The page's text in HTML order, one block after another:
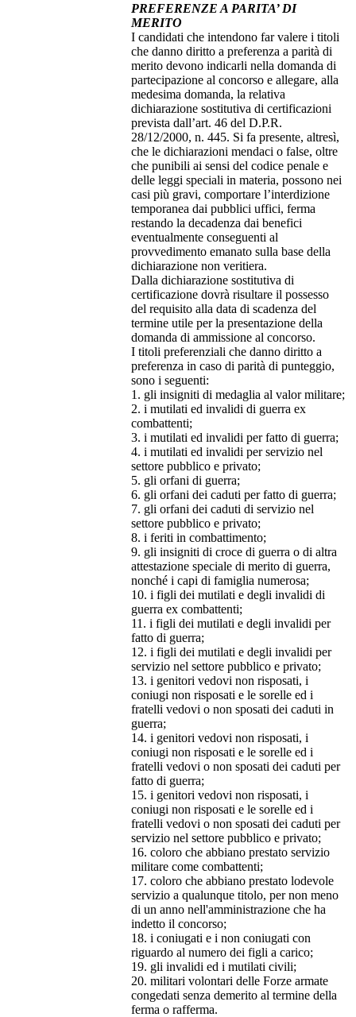
PREFERENZE A PARITA’ DI
MERITO
I candidati che intendono far valere i titoli
che danno diritto a preferenza a parità di
merito devono indicarli nella domanda di
partecipazione al concorso e allegare, alla
medesima domanda, la relativa
dichiarazione sostitutiva di certificazioni
prevista dall’art. 46 del D.P.R.
28/12/2000, n. 445. Si fa presente, altresì,
che le dichiarazioni mendaci o false, oltre
che punibili ai sensi del codice penale e
delle leggi speciali in materia, possono nei
casi più gravi, comportare l’interdizione
temporanea dai pubblici uffici, ferma
restando la decadenza dai benefici
eventualmente conseguenti al
provvedimento emanato sulla base della
dichiarazione non veritiera.
Dalla dichiarazione sostitutiva di
certificazione dovrà risultare il possesso
del requisito alla data di scadenza del
termine utile per la presentazione della
domanda di ammissione al concorso.
I titoli preferenziali che danno diritto a
preferenza in caso di parità di punteggio,
sono i seguenti:
1. gli insigniti di medaglia al valor militare;
2. i mutilati ed invalidi di guerra ex
combattenti;
3. i mutilati ed invalidi per fatto di guerra;
4. i mutilati ed invalidi per servizio nel
settore pubblico e privato;
5. gli orfani di guerra;
6. gli orfani dei caduti per fatto di guerra;
7. gli orfani dei caduti di servizio nel
settore pubblico e privato;
8. i feriti in combattimento;
9. gli insigniti di croce di guerra o di altra
attestazione speciale di merito di guerra,
nonché i capi di famiglia numerosa;
10. i figli dei mutilati e degli invalidi di
guerra ex combattenti;
11. i figli dei mutilati e degli invalidi per
fatto di guerra;
12. i figli dei mutilati e degli invalidi per
servizio nel settore pubblico e privato;
13. i genitori vedovi non risposati, i
coniugi non risposati e le sorelle ed i
fratelli vedovi o non sposati dei caduti in
guerra;
14. i genitori vedovi non risposati, i
coniugi non risposati e le sorelle ed i
fratelli vedovi o non sposati dei caduti per
fatto di guerra;
15. i genitori vedovi non risposati, i
coniugi non risposati e le sorelle ed i
fratelli vedovi o non sposati dei caduti per
servizio nel settore pubblico e privato;
16. coloro che abbiano prestato servizio
militare come combattenti;
17. coloro che abbiano prestato lodevole
servizio a qualunque titolo, per non meno
di un anno nell'amministrazione che ha
indetto il concorso;
18. i coniugati e i non coniugati con
riguardo al numero dei figli a carico;
19. gli invalidi ed i mutilati civili;
20. militari volontari delle Forze armate
congedati senza demerito al termine della
ferma o rafferma.